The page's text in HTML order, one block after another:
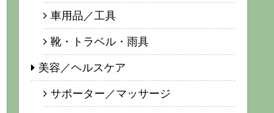
車用品／工具
靴・トラベル・雨具
美容／ヘルスケア
サポーター／マッサージ